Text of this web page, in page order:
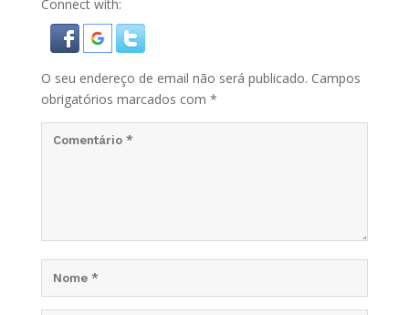
Connect with:
O seu endereço de email não será publicado. Campos
obrigatórios marcados com *